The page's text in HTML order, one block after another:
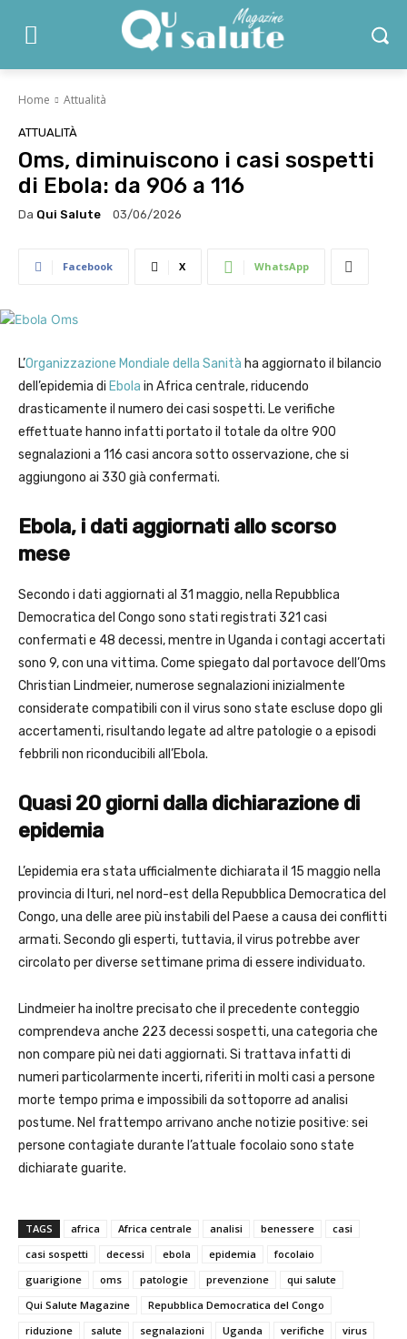
Home Attualità
ATTUALITÀ
Oms, diminuiscono i casi sospetti
di Ebola: da 906 a 116
Da Qui Salute 03/06/2026
Facebook X WhatsApp
L’Organizzazione Mondiale della Sanità ha aggiornato il bilancio
dell’epidemia di Ebola in Africa centrale, riducendo
drasticamente il numero dei casi sospetti. Le verifiche
effettuate hanno infatti portato il totale da oltre 900
segnalazioni a 116 casi ancora sotto osservazione, che si
aggiungono ai 330 già confermati.
Ebola, i dati aggiornati allo scorso
mese
Secondo i dati aggiornati al 31 maggio, nella Repubblica
Democratica del Congo sono stati registrati 321 casi
confermati e 48 decessi, mentre in Uganda i contagi accertati
sono 9, con una vittima. Come spiegato dal portavoce dell’Oms
Christian Lindmeier, numerose segnalazioni inizialmente
considerate compatibili con il virus sono state escluse dopo gli
accertamenti, risultando legate ad altre patologie o a episodi
febbrili non riconducibili all’Ebola.
Quasi 20 giorni dalla dichiarazione di
epidemia
L’epidemia era stata ufficialmente dichiarata il 15 maggio nella
provincia di Ituri, nel nord-est della Repubblica Democratica del
Congo, una delle aree più instabili del Paese a causa dei conflitti
armati. Secondo gli esperti, tuttavia, il virus potrebbe aver
circolato per diverse settimane prima di essere individuato.
Lindmeier ha inoltre precisato che il precedente conteggio
comprendeva anche 223 decessi sospetti, una categoria che
non compare più nei dati aggiornati. Si trattava infatti di
numeri particolarmente incerti, riferiti in molti casi a persone
morte tempo prima e impossibili da sottoporre ad analisi
postume. Nel frattempo arrivano anche notizie positive: sei
persone contagiate durante l’attuale focolaio sono state
dichiarate guarite.
TAGS africa Africa centrale analisi benessere
casi
casi sospetti
decessi ebola epidemia
focolaio
guarigione
oms patologie prevenzione
qui salute
Qui Salute Magazine
Repubblica Democratica del Congo
riduzione
salute segnalazioni Uganda verifiche virus